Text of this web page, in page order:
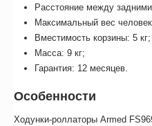
Расстояние между
Максимальный вес
Вместимость корзины: 5 кг;
Масса: 9 кг;
Гарантия: 12 месяцев.
Особенности
Ходунки-роллаторы Armed